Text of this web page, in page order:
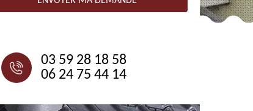
03 59 28 18 58
06 24 75 44 14